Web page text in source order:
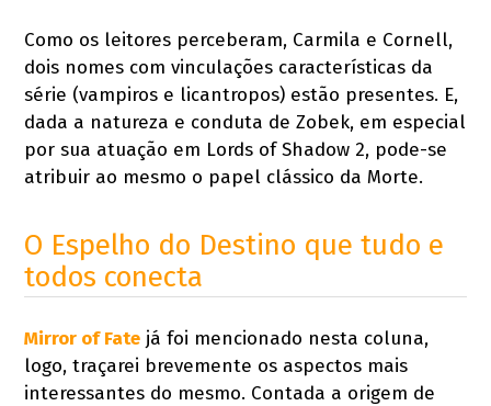
Como os leitores perceberam, Carmila e Cornell,
dois nomes com vinculações características da
série (vampiros e licantropos) estão presentes. E,
dada a natureza e conduta de Zobek, em especial
por sua atuação em Lords of Shadow 2, pode-se
atribuir ao mesmo o papel clássico da Morte.
O Espelho do Destino que tudo e
todos conecta
Mirror of Fate já foi mencionado nesta coluna,
logo, traçarei brevemente os aspectos mais
interessantes do mesmo. Contada a origem de